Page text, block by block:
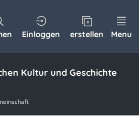
Einloggen erstellen Menu
Kultur und Geschichte